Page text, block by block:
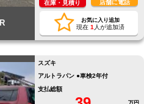
在庫・見積り 店舗に電話
お気に入り追加
現在 1 人が追加済
スズキ
アルトラパン ●車検2年付
支払総額
万円